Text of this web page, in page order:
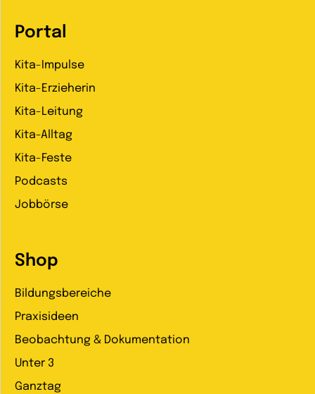
Portal
Kita-Impulse
Kita-Erzieherin
Kita-Leitung
Kita-Alltag
Kita-Feste
Podcasts
Jobbörse
Shop
Bildungsbereiche
Praxisideen
Beobachtung & Dokumentation
Unter 3
Ganztag